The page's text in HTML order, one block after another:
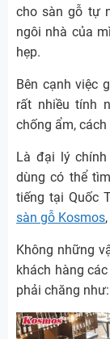
cho sàn gỗ tự
ngôi nhà của
hẹp.
Bên cạnh việc
rất nhiều tính
chống ẩm, cách
Là đại lý
dùng có thể
tiếng tại Quốc
sàn gỗ Kosmos
Không những
khách hàng
phải chăng